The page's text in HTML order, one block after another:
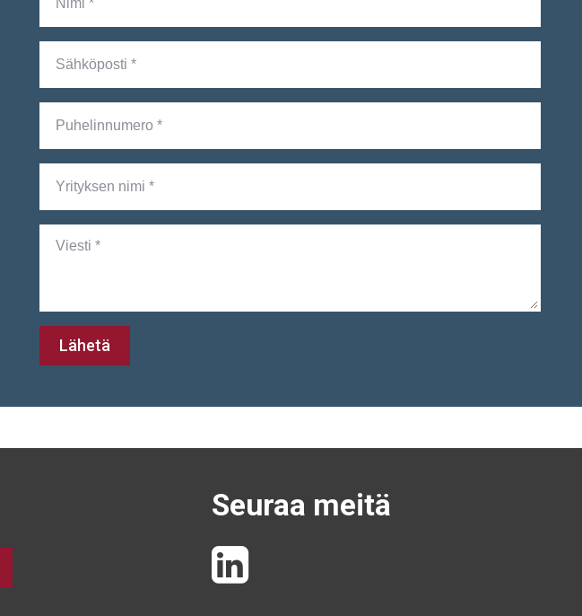
Lähetä
Seuraa meitä